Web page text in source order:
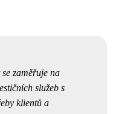
zaměřuje na
služeb s
klientů a